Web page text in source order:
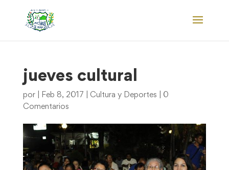
jueves cultural
por Feb 8, 2017 Cultura y Deportes
0
Comentarios